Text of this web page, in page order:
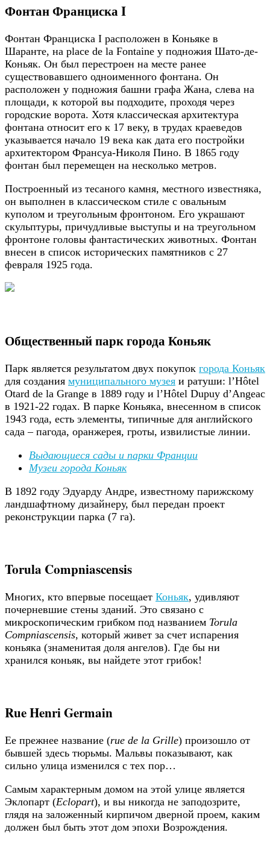
Фонтан Франциска I
Фонтан Франциска I расположен в Коньяке в
Шаранте, на place de la Fontaine у подножия Шато-де-
Коньяк. Он был перестроен на месте ранее
существовавшего одноименного фонтана. Он
расположен у подножия башни графа Жана, слева на
площади, к которой вы подходите, проходя через
городские ворота. Хотя классическая архитектура
фонтана относит его к 17 веку, в трудах краеведов
указывается начало 19 века как дата его постройки
архитектором Франсуа-Николя Пино. В 1865 году
фонтан был перемещен на несколько метров.
Построенный из тесаного камня, местного известняка,
он выполнен в классическом стиле с овальным
куполом и треугольным фронтоном. Его украшают
скульптуры, причудливые выступы и на треугольном
фронтоне головы фантастических животных. Фонтан
внесен в список исторических памятников с 27
февраля 1925 года.
Общественный парк города Коньяк
Парк является результатом двух покупок города Коньяк
для создания муниципального музея и ратуши: l’Hôtel
Otard de la Grange в 1889 году и l’Hôtel Dupuy d’Angeac
в 1921-22 годах. В парке Коньяка, внесенном в список
1943 года, есть элементы, типичные для английского
сада – пагода, оранжерея, гроты, извилистые линии.
Выдающиеся сады и парки Франции
Музеи города Коньяк
В 1892 году Эдуарду Андре, известному парижскому
ландшафтному дизайнеру, был передан проект
реконструкции парка (7 га).
Torula Compniascensis
Многих, кто впервые посещает Коньяк, удивляют
почерневшие стены зданий. Это связано с
микроскопическим грибком под названием Torula
Compniascensis, который живет за счет испарения
коньяка (знаменитая доля ангелов). Где бы ни
хранился коньяк, вы найдете этот грибок!
Rue Henri Germain
Ее прежнее название (rue de la Grille) произошло от
бывшей здесь тюрьмы. Мальвы показывают, как
сильно улица изменился с тех пор…
Самым характерным домом на этой улице является
Эклопарт (Eclopart), и вы никогда не заподозрите,
глядя на заложенный кирпичом дверной проем, каким
должен был быть этот дом эпохи Возрождения.